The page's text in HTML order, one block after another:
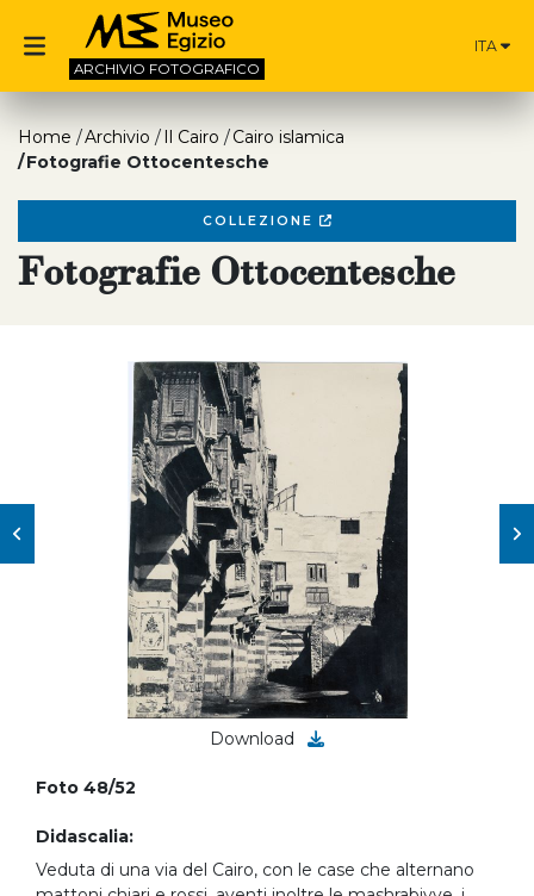
ARCHIVIO FOTOGRAFICO
ITA
Home Archivio Il Cairo
Cairo islamica
Fotografie Ottocentesche
COLLEZIONE
Fotografie Ottocentesche
Download
Foto 48/52
Didascalia:
Veduta di una via del Cairo, con le case che alternano